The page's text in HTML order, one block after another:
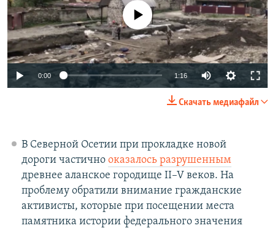
720p 810p
No media source currently available
0:00 1:16
720p
810p
Скачать медиафайл
В Северной Осетии при прокладке новой
дороги частично оказалось разрушенным
древнее аланское городище II–V веков. На
проблему обратили внимание гражданские
активисты, которые при посещении места
памятника истории федерального значения